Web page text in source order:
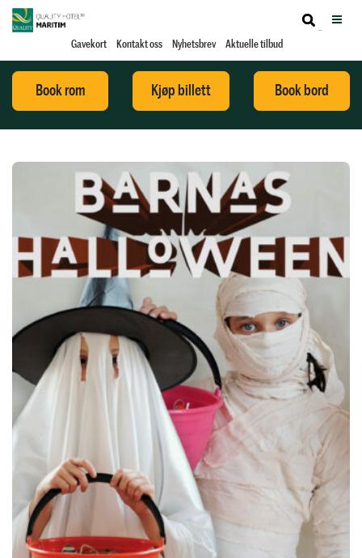
Gavekort Kontakt oss Nyhetsbrev Aktuelle tilbud
Book rom Kjøp billett Book bord